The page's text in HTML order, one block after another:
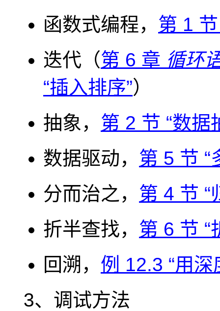
函数式编程， 第 1
迭代（第 6 章 循环
“插入排序”）
抽象， 第 2 节 “数据
数据驱动， 第 5 节 “
分而治之， 第 4 节 “
折半查找， 第 6 节 “
回溯， 例 12.3 “用
3、调试方法